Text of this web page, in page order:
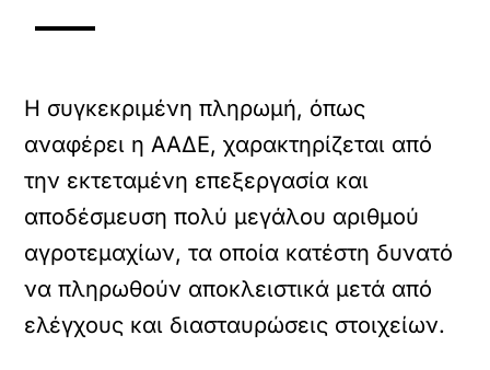
Η συγκεκριμένη πληρωμή, όπως
αναφέρει η ΑΑΔΕ, χαρακτηρίζεται από
την εκτεταμένη επεξεργασία και
αποδέσμευση πολύ μεγάλου αριθμού
αγροτεμαχίων, τα οποία κατέστη δυνατό
να πληρωθούν αποκλειστικά μετά από
ελέγχους και διασταυρώσεις στοιχείων.